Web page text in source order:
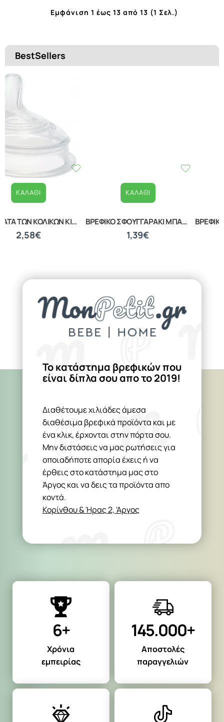
Εμφάνιση 1 έως 13 από 13 (1 Σελ.)
BestSellers
ΒΡΕΦΙΚΟ ΣΦΟΥΓΓΑΡΑΚΙ ΜΠΑΝΙΟΥ WHITE 20040210001 ΒΡΕΦΙΚΑ ΚΟΥΤΑΛΑΚΙΑ ΕΚΜΑΘΗΣΗΣ ΣΕΤ 2 ΤΕΜΑΧΙΩΝ LORELLI 10230480002
Το κατάστημα βρεφικών που
είναι δίπλα σου απο το 2019!
Διαθέτουμε χιλιάδες άμεσα
διαθέσιμα βρεφικά προϊόντα και με
ένα κλικ, έρχονται στην πόρτα σου.
Μην διστάσεις να μας ρωτήσεις για
οποιαδήποτε απορία έχεις ή να
έρθεις στο κατάστημα μας στο
Άργος και να δεις τα προϊόντα απο
κοντά.
Κορίνθου & Ήρας 2, 'Αργος
6+
Χρόνια
εμπειρίας
145.000+
Αποστολές
παραγγελιών